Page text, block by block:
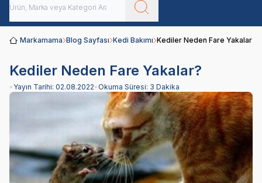
Markamama Blog Sayfası Kedi Bakımı Kediler Neden Fare Yakalar?
Kediler Neden Fare Yakalar?
• Yayın Tarihi: 02.08.2022•Okuma Süresi: 3 Dakika